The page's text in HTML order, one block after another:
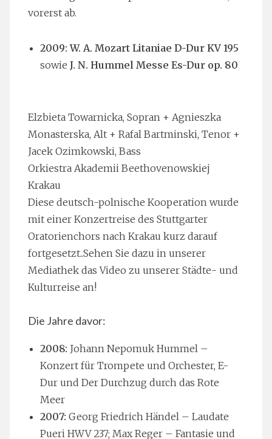
des Stuttgarter Hofkapellmeisters enthielt,
2009: W. A. Mozart Litaniae D-Dur KV 195
Elzbieta Towarnicka, Sopran + Agnieszka
Monasterska, Alt + Rafal Bartminski, Tenor +
Jacek Ozimkowski, Bass
Orkiestra Akademii Beethovenowskiej
Krakau
Diese deutsch-polnische Kooperation wurde
mit einer Konzertreise des Stuttgarter
Oratorienchors nach Krakau kurz darauf
fortgesetzt..Sehen Sie dazu in unserer
Mediathek das Video zu unserer Städte- und
2008:Johann Nepomuk Hummel –
Konzert für Trompete und Orchester, E-
Dur und Der Durchzug durch das Rote
Meer
2007: Georg Friedrich Händel – Laudate